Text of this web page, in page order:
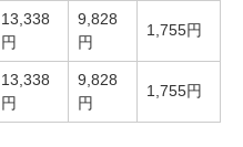
13,338
円
9,828
円
1,755円
13,338
円
9,828
円
1,755円